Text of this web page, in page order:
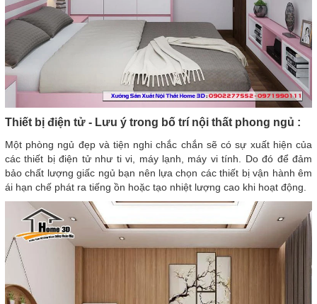
Thiết bị điện tử - Lưu ý trong bố trí nội thất phong ngủ :
Một phòng ngủ đẹp và tiện nghi chắc chắn sẽ có sự xuất hiện của
các thiết bị điện tử như ti vi, máy lạnh, máy vi tính. Do đó để đảm
bảo chất lượng giấc ngủ bạn nên lựa chọn các thiết bị vận hành êm
ái hạn chế phát ra tiếng ồn hoặc tạo nhiệt lượng cao khi hoạt động.